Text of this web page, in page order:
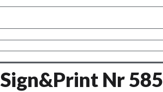
Sign&Print Nr 585